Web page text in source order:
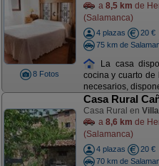
8 Fotos
a 8,5 km de
(Salamanca)
4 plazas
20 €
75 km de
La casa
cocina y cuarto de
necesarios,
Casa Rural
Casa Rural en
a 8,6 km de
(Salamanca)
4 plazas
20 €
70 km de